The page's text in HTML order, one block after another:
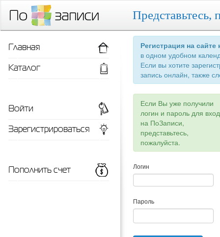
Представьтесь,
Регистрация на
в одном удобном
Если вы хотите
запись онлайн, также
Если Вы уже получили
логин и пароль для
на ПоЗаписи,
представьтесь,
пожалуйста.
Логин
Пароль
Главная
Каталог
Войти
Зарегистрироваться
Пополнить счет